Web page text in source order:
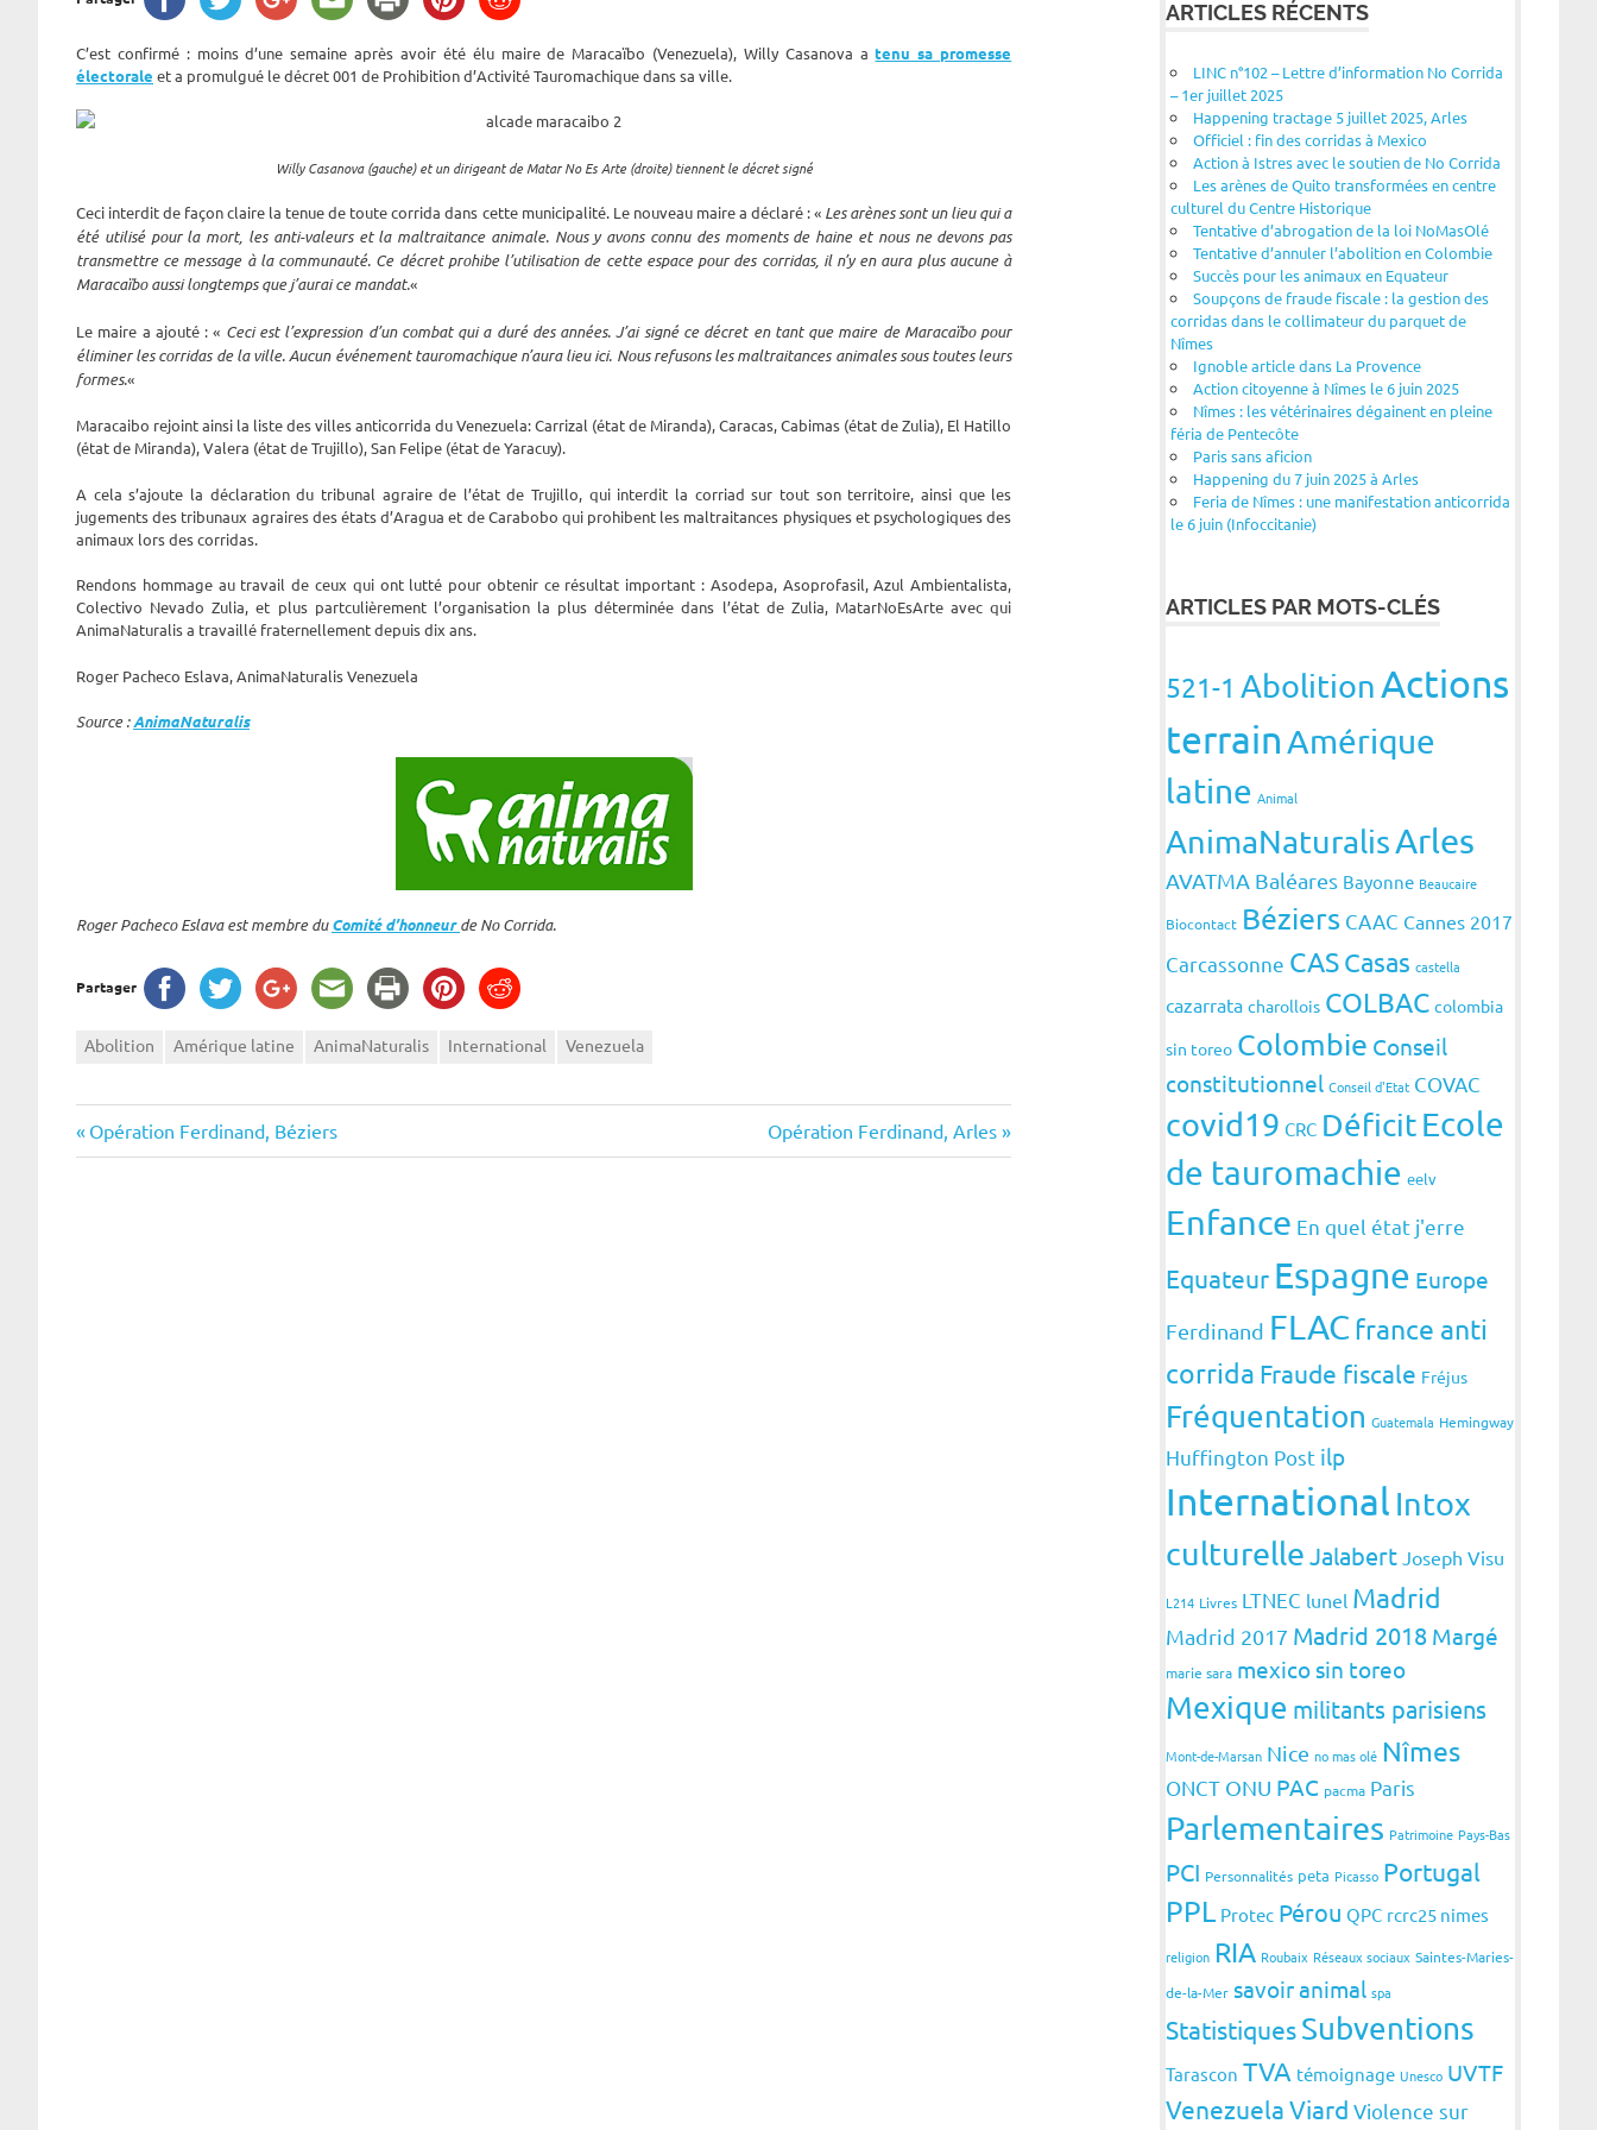
C’est confirmé : moins d’une semaine après avoir été élu maire de Maracaïbo (Venezuela), Willy Casanova atenu sa promesse
électorale et a promulgué le décret 001 de Prohibition d’Activité Tauromachique dans sa ville.
Willy Casanova (gauche) et un dirigeant de Matar No Es Arte (droite) tiennent le décret signé
Ceci interdit de façon claire la tenue de toute corrida dans cette municipalité. Le nouveau maire a déclaré : « Les arènes sont un lieu qui a
été utilisé pour la mort, les anti-valeurs et la maltraitance animale. Nous y avons connu des moments de haine et nous ne devons pas
transmettre ce message à la communauté. Ce décret prohibe l’utilisation de cette espace pour des corridas, il n’y en aura plus aucune à
Maracaïbo aussi longtemps que j’aurai ce mandat.«
Le maire a ajouté : « Ceci est l’expression d’un combat qui a duré des années. J’ai signé ce décret en tant que maire de Maracaïbo pour
éliminer les corridas de la ville. Aucun événement tauromachique n’aura lieu ici. Nous refusons les maltraitances animales sous toutes leurs
formes.«
Maracaibo rejoint ainsi la liste des villes anticorrida du Venezuela: Carrizal (état de Miranda), Caracas, Cabimas (état de Zulia), El Hatillo
(état de Miranda), Valera (état de Trujillo), San Felipe (état de Yaracuy).
A cela s’ajoute la déclaration du tribunal agraire de l’état de Trujillo, qui interdit la corriad sur tout son territoire, ainsi que les
jugements des tribunaux agraires des états d’Aragua et de Carabobo qui prohibent les maltraitances physiques et psychologiques des
animaux lors des corridas.
Rendons hommage au travail de ceux qui ont lutté pour obtenir ce résultat important : Asodepa, Asoprofasil, Azul Ambientalista,
Colectivo Nevado Zulia, et plus partculièrement l’organisation la plus déterminée dans l’état de Zulia, MatarNoEsArte avec qui
AnimaNaturalis a travaillé fraternellement depuis dix ans.
Roger Pacheco Eslava, AnimaNaturalis Venezuela
Source :AnimaNaturalis
Roger Pacheco Eslava est membre duComité d’honneur de No Corrida.
Partager
Abolition Amérique latine AnimaNaturalis International Venezuela
Navigation
Previous
Post:
Opération Ferdinand, Béziers
Next
Post:
Opération Ferdinand, Arles
ARTICLES RÉCENTS
LINC n°102 – Lettre d’information No Corrida
– 1er juillet 2025
Happening tractage 5 juillet 2025, Arles
Officiel : fin des corridas à Mexico
Action à Istres avec le soutien de No Corrida
Les arènes de Quito transformées en centre
culturel du Centre Historique
Tentative d’abrogation de la loi NoMasOlé
Tentative d’annuler l’abolition en Colombie
Succès pour les animaux en Equateur
Soupçons de fraude fiscale : la gestion des
corridas dans le collimateur du parquet de
Nîmes
Ignoble article dans La Provence
Action citoyenne à Nîmes le 6 juin 2025
Nîmes : les vétérinaires dégainent en pleine
féria de Pentecôte
Paris sans aficion
Happening du 7 juin 2025 à Arles
Feria de Nîmes : une manifestation anticorrida
le 6 juin (Infoccitanie)
ARTICLES PAR MOTS-CLÉS
521-1 AbolitionActions
terrainAmérique
latine Animal
AnimaNaturalisArles
AVATMA Baléares Bayonne Beaucaire
Biocontact Béziers CAAC Cannes 2017
Carcassonne CASCasas castella
cazarrata charollois COLBAC colombia
sin toreo Colombie Conseil
constitutionnel Conseil d'Etat COVAC
covid19 CRC DéficitEcole
de tauromachie eelv
Enfance En quel état j'erre
Equateur Espagne Europe
Ferdinand FLAC france anti
corrida Fraude fiscale Fréjus
Fréquentation Guatemala Hemingway
Huffington Post ilp
International Intox
culturelle Jalabert Joseph Visu
L214 Livres LTNEC lunel Madrid
Madrid 2017 Madrid 2018 Margé
marie sara mexico sin toreo
Mexique militants parisiens
Mont-de-Marsan Nice no mas olé Nîmes
ONCT ONU PAC pacma Paris
Parlementaires Patrimoine Pays-Bas
PCI Personnalités peta Picasso Portugal
PPL Protec Pérou QPC rcrc25 nimes
religion RIA Roubaix Réseaux sociaux Saintes-Maries-
de-la-Mer savoir animal spa
StatistiquesSubventions
Tarascon TVA témoignage Unesco UVTF
VenezuelaViard Violence sur